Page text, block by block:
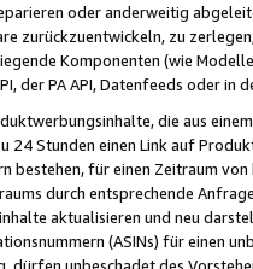
oder anderweitig
zurückzuentwickeln, zu
Komponenten (wie
der PA API, Datenfeeds oder
die aus
24 Stunden einen Link auf
bestehen, für einen Zeitraum
durch entsprechende
aktualisieren und neu
(ASINs) für einen
dürfen unbeschadet des